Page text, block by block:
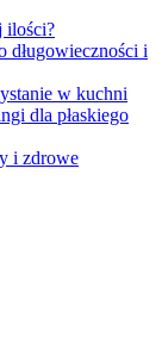
ilości?
długowieczności i
w kuchni
dla płaskiego
i zdrowe